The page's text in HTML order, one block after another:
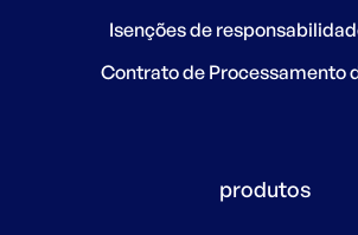
Isenções de
Contrato de Processamento
produtos